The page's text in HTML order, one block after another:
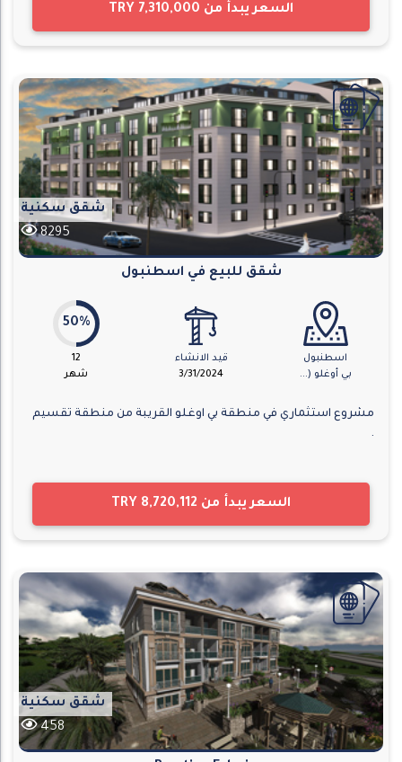
السعر يبدأ من TRY 7,310,000
شقق سكنية
8295
شقق للبيع في اسطنبول
اسطنبول
بي أوغلو (...
قيد الانشاء
3/31/2024
50%
12
شهر
مشروع استثماري في منطقة بي اوغلو القريبة من منطقة تقسيم
.
السعر يبدأ من TRY 8,720,112
شقق سكنية
458